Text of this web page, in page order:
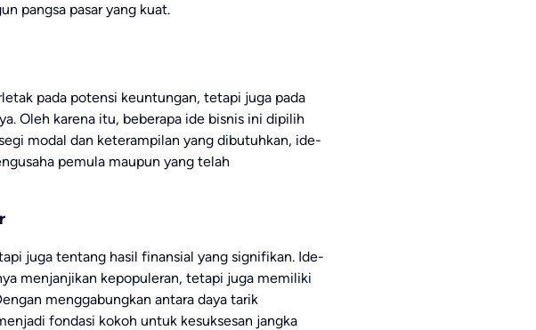
pangsa pasar yang kuat.
pada potensi keuntungan, tetapi juga pada
Oleh karena itu, beberapa ide bisnis ini dipilih
modal dan keterampilan yang dibutuhkan, ide-
pemula maupun yang telah
juga tentang hasil finansial yang signifikan. Ide-
menjanjikan kepopuleran, tetapi juga memiliki
menggabungkan antara daya tarik
fondasi kokoh untuk kesuksesan jangka